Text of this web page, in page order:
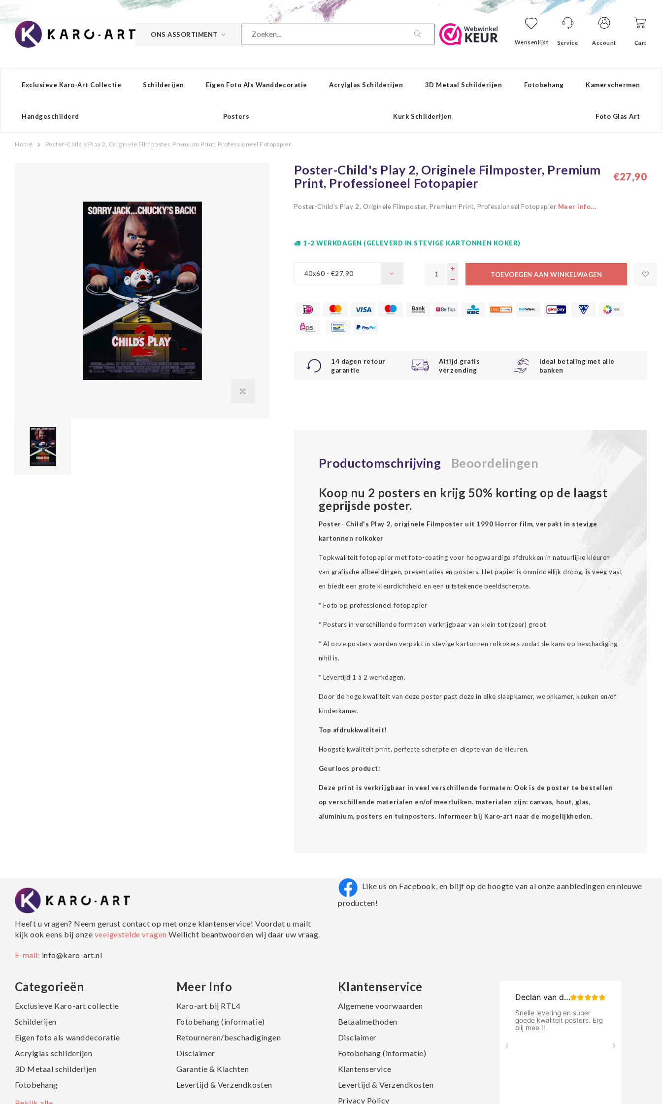
ONS ASSORTIMENT
Wensenlijst Service Account Cart
Exclusieve Karo-Art Collectie Schilderijen Eigen Foto Als Wanddecoratie Acrylglas Schilderijen 3D Metaal Schilderijen Fotobehang Kamerschermen
Handgeschilderd Posters Kurk Schilderijen Foto Glas Art
Home Poster-Child's Play 2, Originele Filmposter, Premium Print, Professioneel Fotopapier
Poster-Child's Play 2, Originele Filmposter, Premium
Print, Professioneel Fotopapier
€27,90
Poster-Child's Play 2, Originele Filmposter, Premium Print, Professioneel Fotopapier Meer info...
1-2 WERKDAGEN (GELEVERD IN STEVIGE KARTONNEN KOKER)
40x60 - €27,90 TOEVOEGEN AAN WINKELWAGEN
14 dagen retour
garantie
Altijd gratis
verzending
Ideal betaling met alle
banken
Productomschrijving Beoordelingen
Koop nu 2 posters en krijg 50% korting op de laagst
geprijsde poster.
Poster- Child's Play 2, originele Filmposter uit 1990 Horror film, verpakt in stevige
kartonnen rolkoker
Topkwaliteit fotopapier met foto-coating voor hoogwaardige afdrukken in natuurlijke kleuren
van grafische afbeeldingen, presentaties en posters. Het papier is onmiddellijk droog, is veeg vast
en biedt een grote kleurdichtheid en een uitstekende beeldscherpte.
* Foto op professioneel fotopapier
* Posters in verschillende formaten verkrijgbaar van klein tot (zeer) groot
* Al onze posters worden verpakt in stevige kartonnen rolkokers zodat de kans op beschadiging
nihil is.
* Levertijd 1 à 2 werkdagen.
Door de hoge kwaliteit van deze poster past deze in elke slaapkamer, woonkamer, keuken en/of
kinderkamer.
Top afdrukkwaliteit!
Hoogste kwaliteit print, perfecte scherpte en diepte van de kleuren.
Geurloos product:
Deze print is verkrijgbaar in veel verschillende formaten: Ook is de poster te bestellen
op verschillende materialen en/of meerluiken. materialen zijn: canvas, hout, glas,
aluminium, posters en tuinposters. Informeer bij Karo-art naar de mogelijkheden.
Heeft u vragen? Neem gerust contact op met onze klantenservice! Voordat u mailt
kijk ook eens bij onze veelgestelde vragenWellicht beantwoorden wij daar uw vraag.
E-mail: info@karo-art.nl
Like us on Facebook, en blijf op de hoogte van al onze aanbiedingen en nieuwe
producten!
Categorieën
Exclusieve Karo-art collectie
Schilderijen
Eigen foto als wanddecoratie
Acrylglas schilderijen
3D Metaal schilderijen
Fotobehang
Meer Info
Karo-art bij RTL4
Fotobehang (informatie)
Retourneren/beschadigingen
Disclaimer
Garantie & Klachten
Levertijd & Verzendkosten
Klantenservice
Algemene voorwaarden
Betaalmethoden
Disclaimer
Fotobehang (informatie)
Klantenservice
Levertijd & Verzendkosten
Privacy Policy